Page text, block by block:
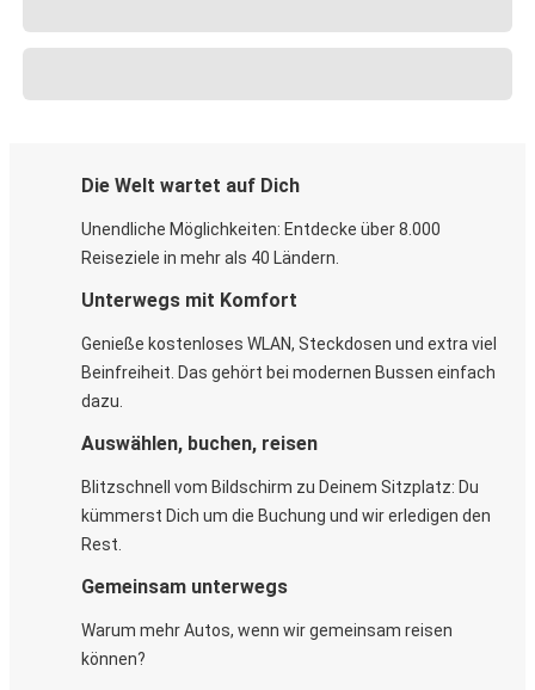
Die Welt wartet auf Dich
Unendliche Möglichkeiten: Entdecke über 8.000
Reiseziele in mehr als 40 Ländern.
Unterwegs mit Komfort
Genieße kostenloses WLAN, Steckdosen und extra viel
Beinfreiheit. Das gehört bei modernen Bussen einfach
dazu.
Auswählen, buchen, reisen
Blitzschnell vom Bildschirm zu Deinem Sitzplatz: Du
kümmerst Dich um die Buchung und wir erledigen den
Rest.
Gemeinsam unterwegs
Warum mehr Autos, wenn wir gemeinsam reisen
können?